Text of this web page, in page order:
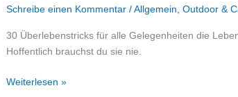
Schreibe einen Kommentar /Allgemein ,Outdoor &
30 Überlebenstricks für alle Gelegenheiten die
Hoffentlich brauchst du sie nie.
30
Weiterlesen »